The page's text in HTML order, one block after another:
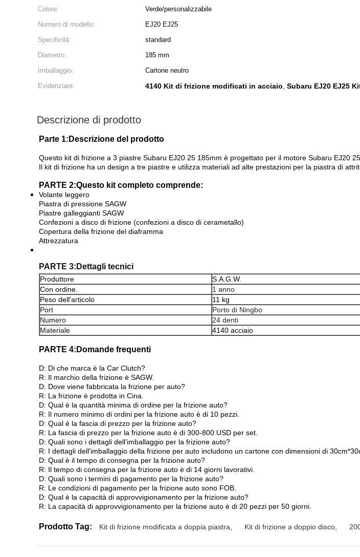
Colore: Verde/personalizzabile
Numero di modello:
EJ20 EJ25
Specificità:
standard
Diametro:
185 mm
Imballaggio:
Cartone neutro
Evidenziare:
4140 Kit di frizione modificati in acciaio, Subaru EJ20 EJ25
Descrizione di prodotto
Parte 1: Descrizione del prodotto
Questo kit di frizione a 3 piastre Subaru EJ20 25 185mm è progettato per il motore Subaru EJ20
Il kit di frizione ha un design a tre piastre e utilizza materiali ad alte prestazioni per la piastra di
PARTE 2:Questo kit completo comprende:
Volante leggero
Piastra di pressione SAGW
Piastre galleggianti SAGW
Confezioni a disco di frizione (confezioni a disco di cerametallo)
Copertura della frizione del diaframma
Attrezzatura
PARTE 3: Dettagli tecnici
Produttore
S.A.G.W.
Con ordine.
1 anno
Peso dell'articolo
11 kg
Port
Porto di Ningbo
Numero
24 denti
Materiale
4140 acciaio
PARTE 4: Domande frequenti
D: Di che marca è la Car Clutch?
R: Il marchio della frizione è SAGW.
D: Dove viene fabbricata la frizione per auto?
R: La frizione è prodotta in Cina.
D: Qual è la quantità minima di ordine per la frizione auto?
R: Il numero minimo di ordini per la frizione auto è di 10 pezzi.
D: Qual è la fascia di prezzo per la frizione auto?
R: La fascia di prezzo per la frizione auto è di 300-800 USD per set.
D: Quali sono i dettagli dell'imballaggio per la frizione auto?
R: I dettagli dell'imballaggio della frizione per auto includono un cartone con dimensioni di
D: Qual è il tempo di consegna per la frizione auto?
R: Il tempo di consegna per la frizione auto è di 14 giorni lavorativi.
D: Quali sono i termini di pagamento per la frizione auto?
R: Le condizioni di pagamento per la frizione auto sono FOB.
D: Qual è la capacità di approvvigionamento per la frizione auto?
R: La capacità di approvvigionamento per la frizione auto è di 20 pezzi per 50 giorni.
Prodotto Tag: Kit di frizione modificata a doppia piastra Kit di frizione a doppio disco